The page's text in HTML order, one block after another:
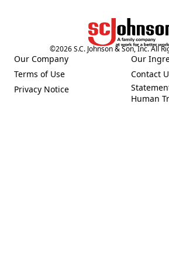
©2026S.C. Johnson & Son, Inc. All
Our Company
(Opens in a new tab)
Terms of Use
(Opens in a new tab)
Privacy Notice
(Opens in a new tab)
Our
(Opens in
Contact
(Opens in
Human
(Opens in